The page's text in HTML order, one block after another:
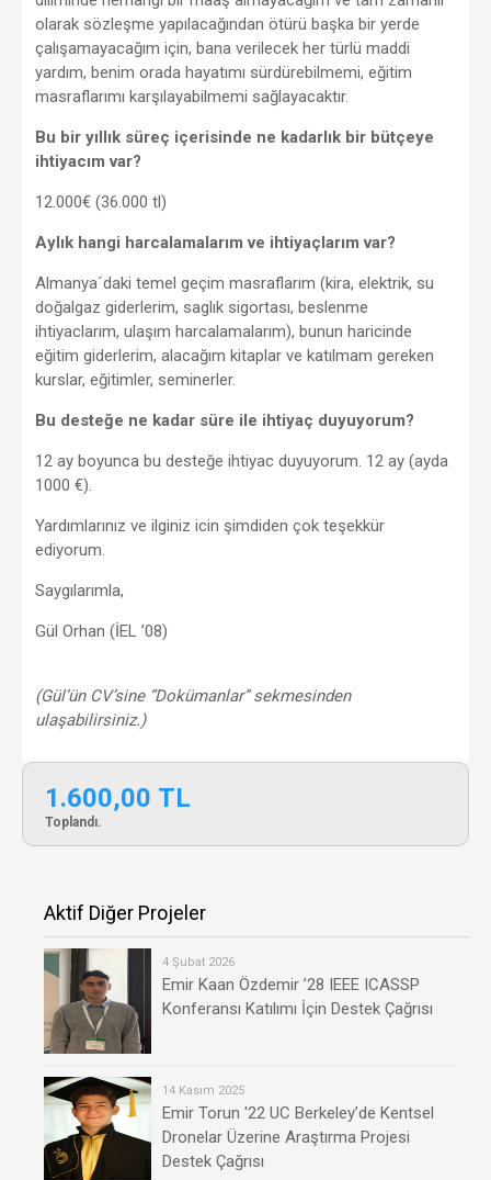
olarak sözleşme yapılacağından ötürü başka bir yerde
çalışamayacağım için, bana verilecek her türlü maddi
yardım, benim orada hayatımı sürdürebilmemi, eğitim
masraflarımı karşılayabilmemi sağlayacaktır.
Bu bir yıllık süreç içerisinde ne kadarlık bir bütçeye
ihtiyacım var?
12.000€ (36.000 tl)
Aylık hangi harcalamalarım ve ihtiyaçlarım var?
Almanya´daki temel geçim masraflarım (kira, elektrik, su
doğalgaz giderlerim, saglık sigortası, beslenme
ihtiyaclarım, ulaşım harcalamalarım), bunun haricinde
eğitim giderlerim, alacağım kitaplar ve katılmam gereken
kurslar, eğitimler, seminerler.
Bu desteğe ne kadar süre ile ihtiyaç duyuyorum?
12 ay boyunca bu desteğe ihtiyac duyuyorum. 12 ay (ayda
1000 €).
Yardımlarınız ve ilginiz icin şimdiden çok teşekkür
ediyorum.
Saygılarımla,
Gül Orhan (İEL ’08)
(Gül’ün CV’sine “Dokümanlar” sekmesinden
ulaşabilirsiniz.)
1.600,00 TL
Toplandı.
Aktif Diğer Projeler
4 Şubat 2026
Emir Kaan Özdemir ’28 IEEE ICASSP
Konferansı Katılımı İçin Destek Çağrısı
14 Kasım 2025
Emir Torun '22 UC Berkeley’de Kentsel
Dronelar Üzerine Araştırma Projesi
Destek Çağrısı